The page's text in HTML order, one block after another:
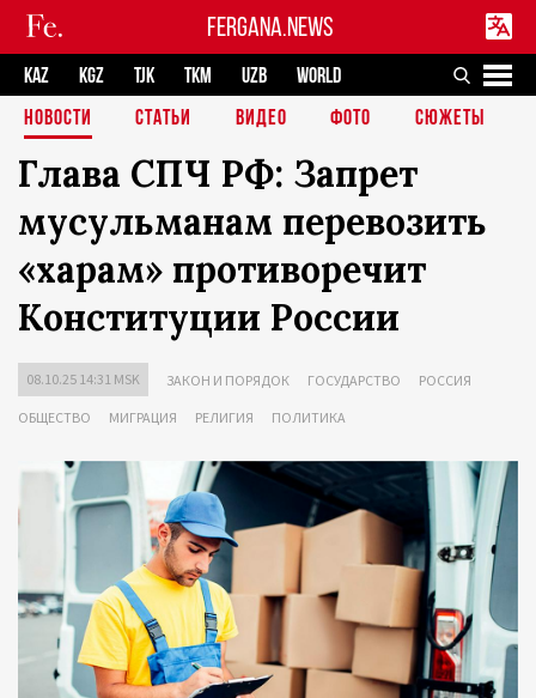
FERGANA.NEWS
KAZ KGZ TJK TKM UZB
WORLD
НОВОСТИ
СТАТЬИ ВИДЕО ФОТО СЮЖЕТЫ
Глава СПЧ РФ: Запрет
мусульманам перевозить
«харам» противоречит
Конституции России
08.10.25 14:31 MSK ЗАКОН И ПОРЯДОК ГОСУДАРСТВО РОССИЯ
ОБЩЕСТВО МИГРАЦИЯ РЕЛИГИЯ ПОЛИТИКА